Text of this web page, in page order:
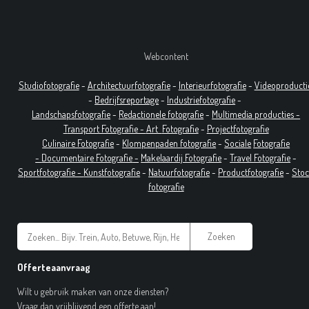
Webcontent
Studiofotografie- Architectuurfotografie- Interieurfotografie-
- Bedrijfsreportage- Industriefotografie-
Landschapsfotografie- Redactionele fotografie- Multimedia producties -
Transport Fotografie - Art Fotografie- Projectfotografie
Culinaire Fotografie- Klompenpaden fotografie-Sociale Fotografie
- Documentaire Fotografie- Makelaardij Fotografie-Travel Fotografie-
Sportfotografie - Kunstfotografie- Natuurfotografie- Productfotografie-
fotografie
Zoeken
Offerteaanvraag
Wilt u gebruik maken van onze diensten?
Vraag dan vrijblijvend een offerte aan!